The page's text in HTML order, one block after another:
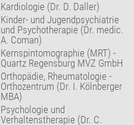
Kardiologie (Dr. D. Daller)
Kinder- und Jugendpsychiatrie
und Psychotherapie (Dr. medic.
A. Coman)
Kernspintomographie (MRT) -
Quartz Regensburg MVZ GmbH
Orthopädie, Rheumatologie -
Orthozentrum (Dr. I. Kölnberger
MBA)
Psychologie und
Verhaltenstherapie (Dr. C.